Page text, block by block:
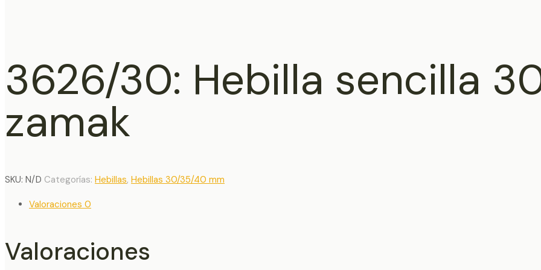
3626/30: Hebilla sencilla
zamak
SKU: N/D Categorías: Hebillas, Hebillas 30/35/40 mm
Valoraciones 0
Valoraciones